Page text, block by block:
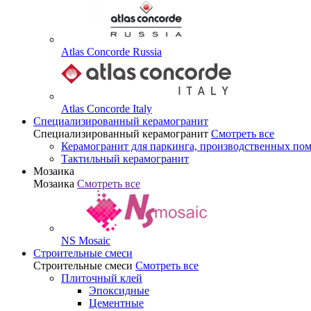
Atlas Concorde Russia
Atlas Concorde Italy
Специализированный керамогранит
Специализированный керамогранит Смотреть все
Керамогранит для паркинга, производственных
Тактильный керамогранит
Мозаика
Мозаика Смотреть все
NS Mosaic
Строительные смеси
Строительные смеси Смотреть все
Плиточный клей
Эпоксидные
Цементные